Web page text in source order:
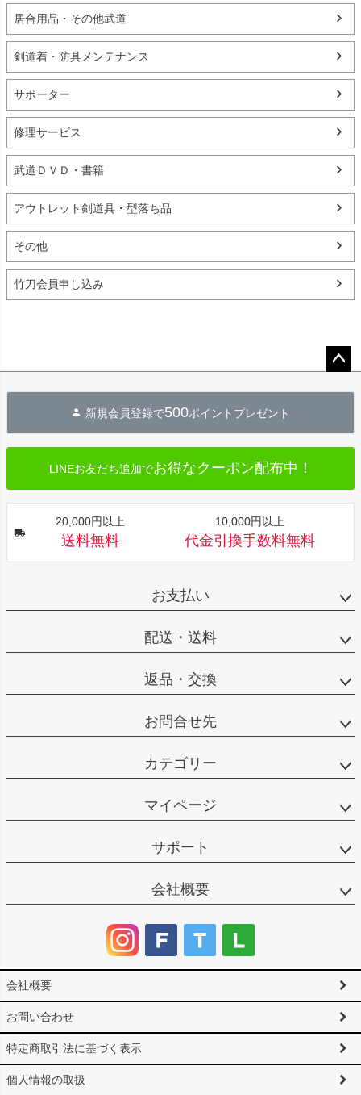
居合用品・その他武道
剣道着・防具メンテナンス
サポーター
修理サービス
武道ＤＶＤ・書籍
アウトレット剣道具・型落ち品
その他
竹刀会員申し込み
へ
新規会員登録で500ポイントプレゼント
LINEお友だち追加でお得なクーポン配布中！
20,000円以上
送料無料
10,000円以上
代金引換手数料無料
お支払い
配送・送料
返品・交換
お問合せ先
カテゴリー
マイページ
サポート
会社概要
会社概要
お問い合わせ
特定商取引法に基づく表示
個人情報の取扱